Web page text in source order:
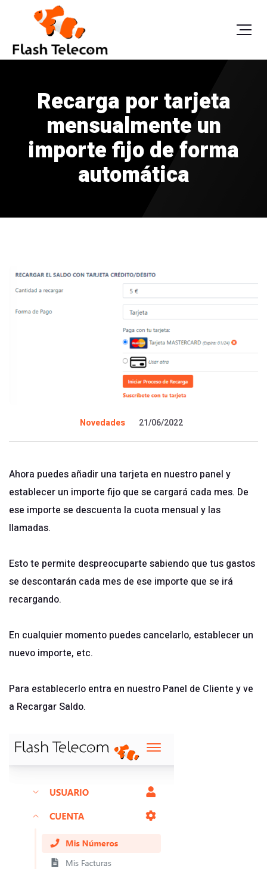
Recarga por tarjeta
mensualmente un
importe fijo de forma
automática
Novedades 21/06/2022
Ahora puedes añadir una tarjeta en nuestro panel y
establecer un importe fijo que se cargará cada mes. De
ese importe se descuenta la cuota mensual y las
llamadas.
Esto te permite despreocuparte sabiendo que tus gastos
se descontarán cada mes de ese importe que se irá
recargando.
En cualquier momento puedes cancelarlo, establecer un
nuevo importe, etc.
Para establecerlo entra en nuestro Panel de Cliente y ve
a Recargar Saldo.